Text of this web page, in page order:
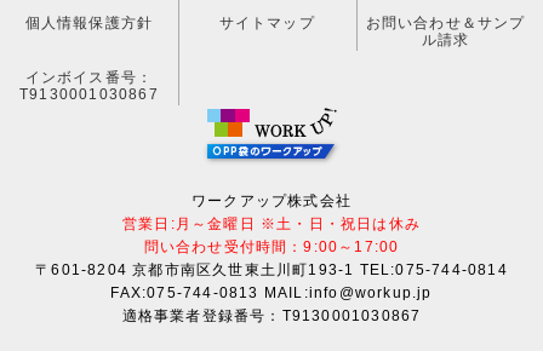
個人情報保護方針 サイトマップ
お問い合わせ＆サンプ
ル請求
インボイス番号：
T9130001030867
ワークアップ株式会社
営業日:月～金曜日 ※土・日・祝日は休み
問い合わせ受付時間：9:00～17:00
〒601-8204 京都市南区久世東土川町193-1 TEL:075-744-0814
FAX:075-744-0813 MAIL:info@workup.jp
適格事業者登録番号：T9130001030867